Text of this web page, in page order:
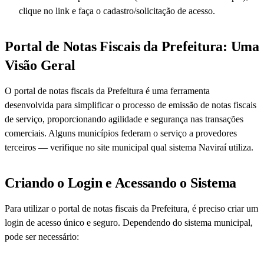
clique no link e faça o cadastro/solicitação de acesso.
Portal de Notas Fiscais da Prefeitura: Uma
Visão Geral
O portal de notas fiscais da Prefeitura é uma ferramenta
desenvolvida para simplificar o processo de emissão de notas fiscais
de serviço, proporcionando agilidade e segurança nas transações
comerciais. Alguns municípios federam o serviço a provedores
terceiros — verifique no site municipal qual sistema Naviraí utiliza.
Criando o Login e Acessando o Sistema
Para utilizar o portal de notas fiscais da Prefeitura, é preciso criar um
login de acesso único e seguro. Dependendo do sistema municipal,
pode ser necessário: